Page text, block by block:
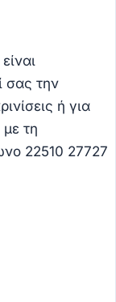
σας την
ή για
με τη
22510 27727